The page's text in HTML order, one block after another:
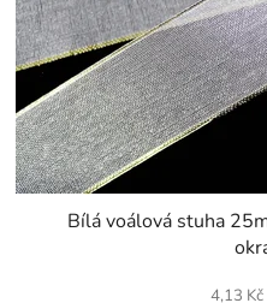
Bílá voálová stuha
4,13